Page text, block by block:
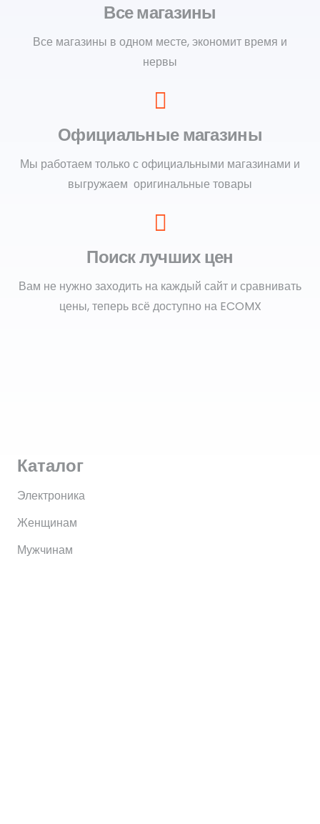
Все магазины
Все магазины в одном месте, экономит время и
нервы
Официальные магазины
Мы работаем только с официальными магазинами и
выгружаем оригинальные товары
Поиск лучших цен
Вам не нужно заходить на каждый сайт и сравнивать
цены, теперь всё доступно на ECOMX
Каталог
Электроника
Женщинам
Мужчинам